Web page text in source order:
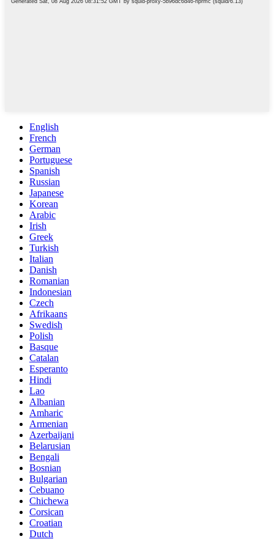
English
French
German
Portuguese
Spanish
Russian
Japanese
Korean
Arabic
Irish
Greek
Turkish
Italian
Danish
Romanian
Indonesian
Czech
Afrikaans
Swedish
Polish
Basque
Catalan
Esperanto
Hindi
Lao
Albanian
Amharic
Armenian
Azerbaijani
Belarusian
Bengali
Bosnian
Bulgarian
Cebuano
Chichewa
Corsican
Croatian
Dutch